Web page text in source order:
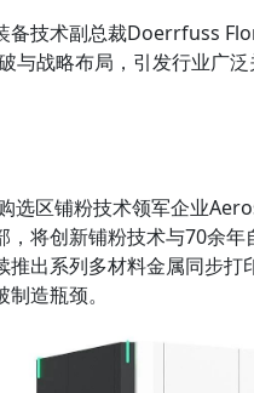
备技术副总裁Doerrfuss
与战略布局，引发行业广泛
选区铺粉技术领军企业
将创新铺粉技术与70余年
推出系列多材料金属同步
造瓶颈。